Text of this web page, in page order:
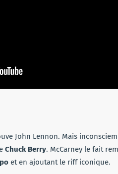
John Lennon. Mais
Chuck Berry. McCarney le fait
et en ajoutant le riff iconique.